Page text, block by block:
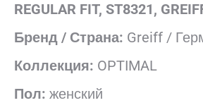
REGULAR FIT, ST8321,
Бренд / Страна: Greiff /
Коллекция: OPTIMAL
Пол: женский